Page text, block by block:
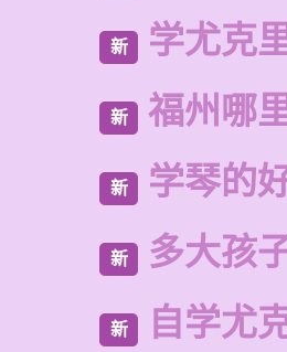
新 学尤克
新 福州哪
新 学琴的
新 多大孩
新 自学尤